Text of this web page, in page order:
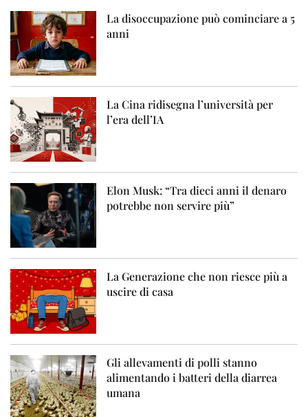
La disoccupazione può cominciare a 5
anni
La Cina ridisegna l’università per
l’era dell’IA
Elon Musk: “Tra dieci anni il denaro
potrebbe non servire più”
La Generazione che non riesce più a
uscire di casa
Gli allevamenti di polli stanno
alimentando i batteri della diarrea
umana